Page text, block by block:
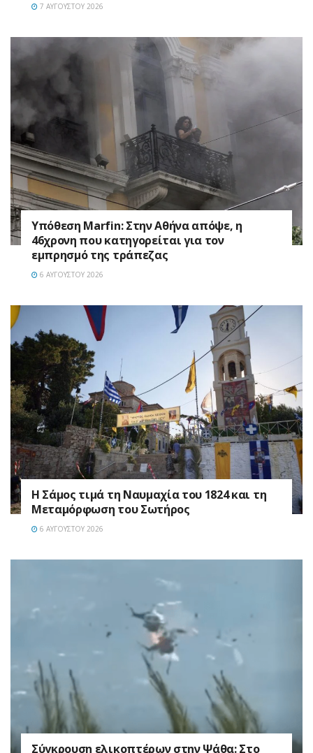
7 ΑΥΓΟΎΣΤΟΥ 2026
Υπόθεση Marfin: Στην Αθήνα απόψε, η
46χρονη που κατηγορείται για τον
εμπρησμό της τράπεζας
6 ΑΥΓΟΎΣΤΟΥ 2026
Η Σάμος τιμά τη Ναυμαχία του 1824 και τη
Μεταμόρφωση του Σωτήρος
6 ΑΥΓΟΎΣΤΟΥ 2026
Σύγκρουση ελικοπτέρων στην Ψάθα: Στο